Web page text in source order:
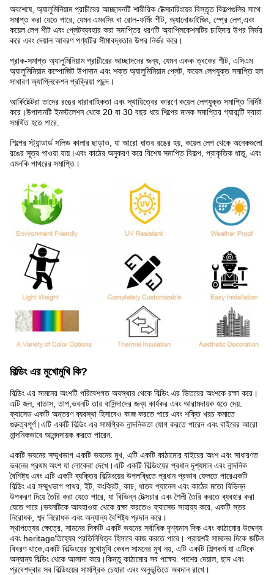
অবশেষে, অ্যালুমিনিয়াম প্রাচীরের আচ্ছাদনটি শারীরিক টেক্সচারিংয়ের বিস্তৃত বিকল্পগুলির সাথে
সমাপ্ত করা যেতে পারে, যেমন এমবসিং বা রোল-ফর্মিং শীট, অ্যানোডাইজিং, স্প্রে লেপ,এবং
কয়েল লেপ শীট এবং প্লেটব্যবহার করা সমাপ্তির ধরণটি অ্যাপ্লিকেশনটির চাহিদার উপর নির্ভর
করে এবং দেয়াল আবরণ পণ্যটির সীমাবদ্ধতার উপর নির্ভর করে।
প্রাক-সমাপ্ত অ্যালুমিনিয়াম প্রাচীরের আচ্ছাদনের জন্য, যেমন একক ত্বকের শীট, এসিএম
অ্যালুমিনিয়াম কম্পোজিট উপাদান এবং শক্ত অ্যালুমিনিয়াম প্লেট, কয়েল লেপযুক্ত সমাপ্তি হল
সাধারণ অ্যাপ্লিকেশন প্রক্রিয়া পছন্দ।
আর্কিটেক্টরা তাদের রঙের ধারাবাহিকতা এবং স্থায়িত্বের কারণে কয়েল লেপযুক্ত সমাপ্তি নির্দিষ্ট
করে।উপাদানটি ইনস্টলেশন থেকে 20 বা 30 বছর ধরে শিল্পের মানক সমাপ্তির গ্যারান্টি দ্বারা
সমর্থিত হতে পারে.
শিল্পের স্ট্যান্ডার্ড সলিড কালার ছাড়াও, যা আরো ধাতব রঙের হয়, কয়েল লেপ থেকে অনেকগুলো
রঙের সূত্র পাওয়া যায়।এবং কাঠের অনুকরণ করে বিশেষ সমাপ্তি বিকল্প, প্রাকৃতিক ধাতু, এবং
এমনকি পাথরের সমাপ্তি।
বিল্ডিং এর মুখোমুখি কি?
বিল্ডিং এর সামনের অংশটি পরিবেশগত অবস্থার থেকে বিল্ডিং এর ভিতরের অংশকে রক্ষা করে।
এটি জল, বাতাস, তাপ,ভবনটি তার বাসিন্দাদের জন্য কার্যকর এবং আরামদায়ক হতে দেয়.
ফ্যাসেড একটি অন্তরণ ব্যবস্থা হিসাবেও কাজ করতে পারে এবং শক্তি খরচ কমাতে
গুরুত্বপূর্ণ।এটি একটি বিল্ডিং এর সামগ্রিক নান্দনিকতা যোগ করতে পারেন এবং বাইরের আরো
নান্দনিকভাবে আনন্দদায়ক করতে পারেন.
একটি ভবনের সম্মুখভাগ একটি ভবনের মুখ, এটি একটি কাঠামোর বাইরের অংশ এবং সাধারণত
ভবনের প্রথম অংশ যা লোকেরা দেখে।এটি একটি বিল্ডিংয়ের প্রধান দৃশ্যমান এবং নান্দনিক
বৈশিষ্ট্য এবং এটি একটি ব্যক্তির বিল্ডিংয়ের উপলব্ধিতে প্রধান প্রভাব ফেলতে পারেএকটি
বিল্ডিং এর সম্মুখভাগ পাথর, ইট, কংক্রিট, কাচ, ধাতব প্যানেল এবং কাঠের মতো বিভিন্ন
উপকরণ দিয়ে তৈরি করা যেতে পারে, যা বিভিন্ন টেক্সচার এবং শৈলী তৈরি করতে ব্যবহার করা
যেতে পারে।ভবনটিকে আবহাওয়া থেকে রক্ষা করতেও ফ্যাসেড সাহায্য করে, একটি স্তর
নিরোধক, শব্দ নিরোধক এবং অন্যান্য বৈশিষ্ট্য প্রদান করে।
স্থাপত্যের ক্ষেত্রে, সামনের দিকটি একটি ভবনের সর্বাধিক দৃশ্যমান দিক এবং কাঠামোর উদ্দেশ্য
এবং heritageতিহ্যের প্রতিনিধিত্ব হিসাবে কাজ করতে পারে। প্রায়শই সামনের দিকে জটিল
বিবরণ থাকে,একটি বিল্ডিংয়ের মুখোমুখি কেবল সামনের মুখ নয়, এটি একটি শিল্পকর্ম যা এটিকে
অন্যান্য বিল্ডিং থেকে আলাদা করে।কিন্তু কাঠামোর সব পক্ষের. পাশের দেয়াল, ছাদ এবং
প্রবেশদ্বার সব বিল্ডিংয়ের সামগ্রিক চেহারা এবং অনুভূতিতে অবদান রাখে।